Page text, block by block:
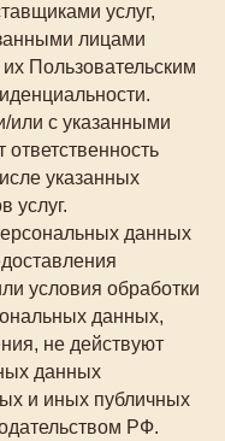
услуг,
лицами
Пользовательским
или с указанными
указанных
услуг.
данных
условия обработки
данных,
не действуют
данных
и иных публичных
РФ.